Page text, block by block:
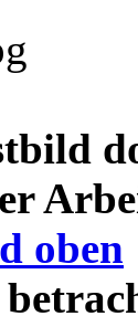
oben